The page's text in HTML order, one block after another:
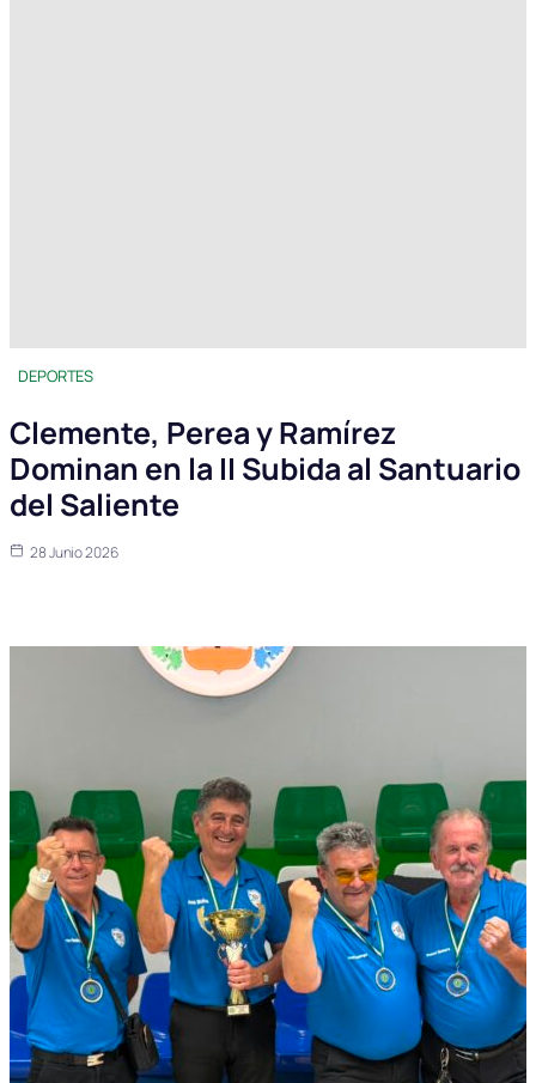
DEPORTES
Clemente, Perea y Ramírez
Dominan en la II Subida al Santuario
del Saliente
28 Junio 2026